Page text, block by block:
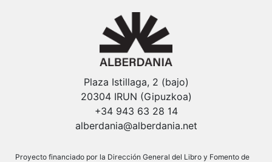
Plaza Istillaga, 2 (bajo)
20304 IRUN (Gipuzkoa)
+34 943 63 28 14
alberdania@alberdania.net
Proyecto financiado por la Dirección General del Libro y Fomento de